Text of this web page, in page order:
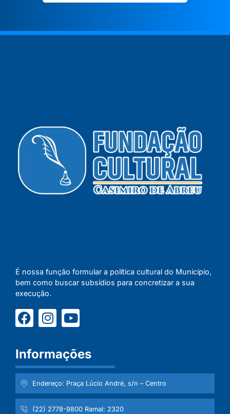
É nossa função formular a política cultural do Município,
bem como buscar subsídios para concretizar a sua
execução.
Informações
Endereço: Praça Lúcio André, s/n – Centro
(22) 2778-9800 Ramal: 2320